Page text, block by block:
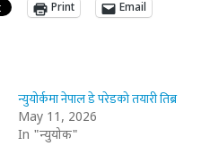
Print Email
न्युयोर्कमा नेपाल डे परेडको तयारी तिब्र
May 11, 2026
In "न्युयोर्क"